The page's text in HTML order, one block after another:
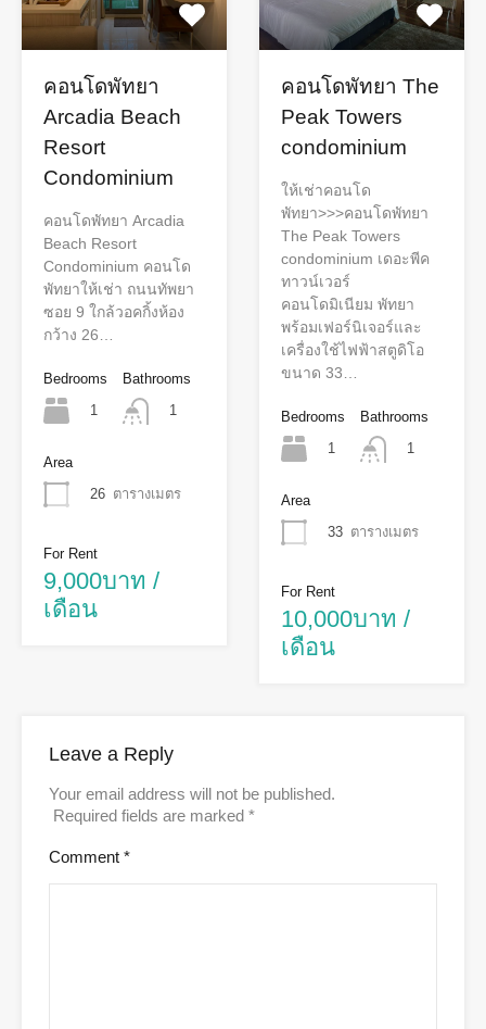
คอนโดพัทยา
Arcadia Beach
Resort
Condominium
คอนโดพัทยา Arcadia
Beach Resort
Condominium คอนโด
พัทยาให้เช่า ถนนทัพยา
ซอย 9 ใกล้วอคกิ้งห้อง
กว้าง 26…
Bedrooms
1
Bathrooms
1
Area
26 ตารางเมตร
For Rent
9,000บาท /
เดือน
คอนโดพัทยา The
Peak Towers
condominium
ให้เช่าคอนโด
พัทยา>>>คอนโดพัทยา
The Peak Towers
condominium เดอะพีค
ทาวน์เวอร์
คอนโดมิเนียม พัทยา
พร้อมเฟอร์นิเจอร์และ
เครื่องใช้ไฟฟ้าสตูดิโอ
ขนาด 33…
Bedrooms
1
Bathrooms
1
Area
33 ตารางเมตร
For Rent
10,000บาท /
เดือน
Leave a Reply
Your email address will not be published.
Required fields are marked *
Comment *